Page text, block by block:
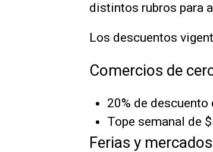
distintos rubros para
Los descuentos
Comercios de
20% de descuento
Tope semanal de
Ferias y